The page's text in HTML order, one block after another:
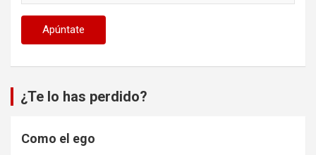
¿Te lo has perdido?
Como el ego